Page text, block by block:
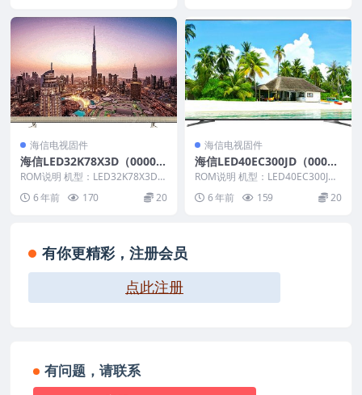
海信电视固件
海信LED32K78X3D（0000）
BOM1_C002_20111226官方
原厂USB刷机电视固件包
ROM说明 机型：LED32K78X3D
固件版本：（0000） BOM：1
海...6 年前 170 20
海信电视固件
海信LED40EC300JD（000
0）BOM1 官方原厂USB刷机
电视固件包
ROM说明 机型：LED40EC300JD
固件版本：（0000） BOM：1 ...
6 年前 159 20
有你更精彩，注册会员
点此注册
有问题，请联系